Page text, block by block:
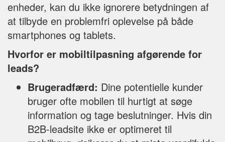
enheder, kan du ikke ignorere betydningen af
at tilbyde en problemfri oplevelse på både
smartphones og tablets.
Hvorfor er mobiltilpasning afgørende for
leads?
Brugeradfærd: Dine potentielle kunder
bruger ofte mobilen til hurtigt at søge
information og tage beslutninger. Hvis din
B2B-leadsite ikke er optimeret til